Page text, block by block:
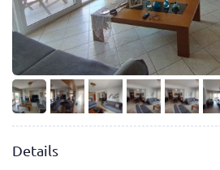
Details